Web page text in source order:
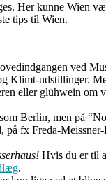
Her kunne Wien
tips til Wien.
ved
Klimt-udstillinger.
eller glühwein om
Berlin, men på
på fx Freda-
Hvis du er til
.